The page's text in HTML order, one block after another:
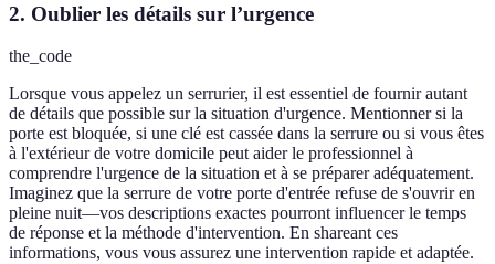
2. Oublier les détails sur l’urgence
the_code
Lorsque vous appelez un serrurier, il est essentiel de fournir autant
de détails que possible sur la situation d'urgence. Mentionner si la
porte est bloquée, si une clé est cassée dans la serrure ou si vous êtes
à l'extérieur de votre domicile peut aider le professionnel à
comprendre l'urgence de la situation et à se préparer adéquatement.
Imaginez que la serrure de votre porte d'entrée refuse de s'ouvrir en
pleine nuit—vos descriptions exactes pourront influencer le temps
de réponse et la méthode d'intervention. En shareant ces
informations, vous vous assurez une intervention rapide et adaptée.